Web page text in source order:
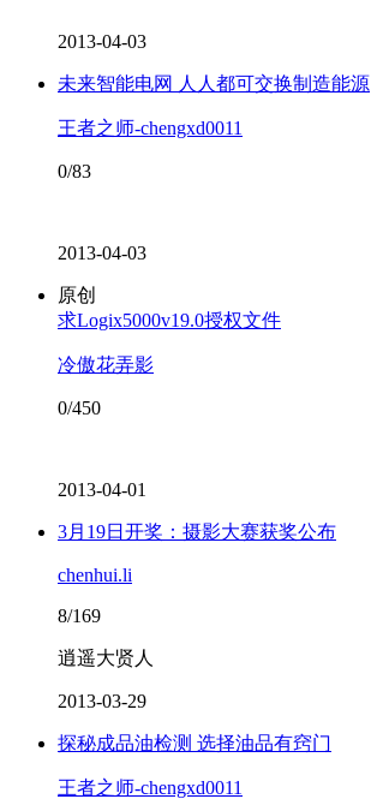
2013-04-03
未来智能电网 人人都可交换制造能源
王者之师-chengxd0011
0/83
2013-04-03
原创
求Logix5000v19.0授权文件
冷傲花弄影
0/450
2013-04-01
3月19日开奖：摄影大赛获奖公布
chenhui.li
8/169
逍遥大贤人
2013-03-29
探秘成品油检测 选择油品有窍门
王者之师-chengxd0011